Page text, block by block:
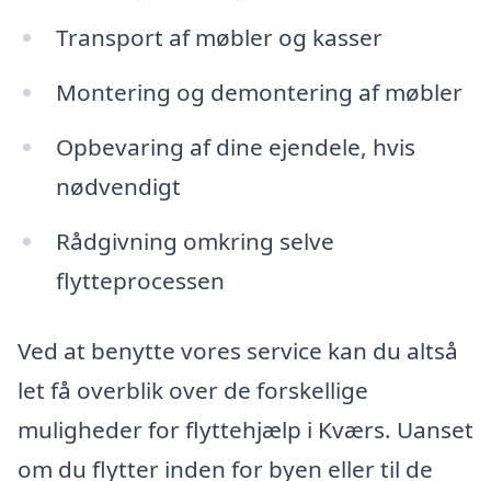
Transport af møbler og kasser
Montering og demontering af møbler
Opbevaring af dine ejendele, hvis
nødvendigt
Rådgivning omkring selve
flytteprocessen
Ved at benytte vores service kan du altså
let få overblik over de forskellige
muligheder for flyttehjælp i Kværs. Uanset
om du flytter inden for byen eller til de